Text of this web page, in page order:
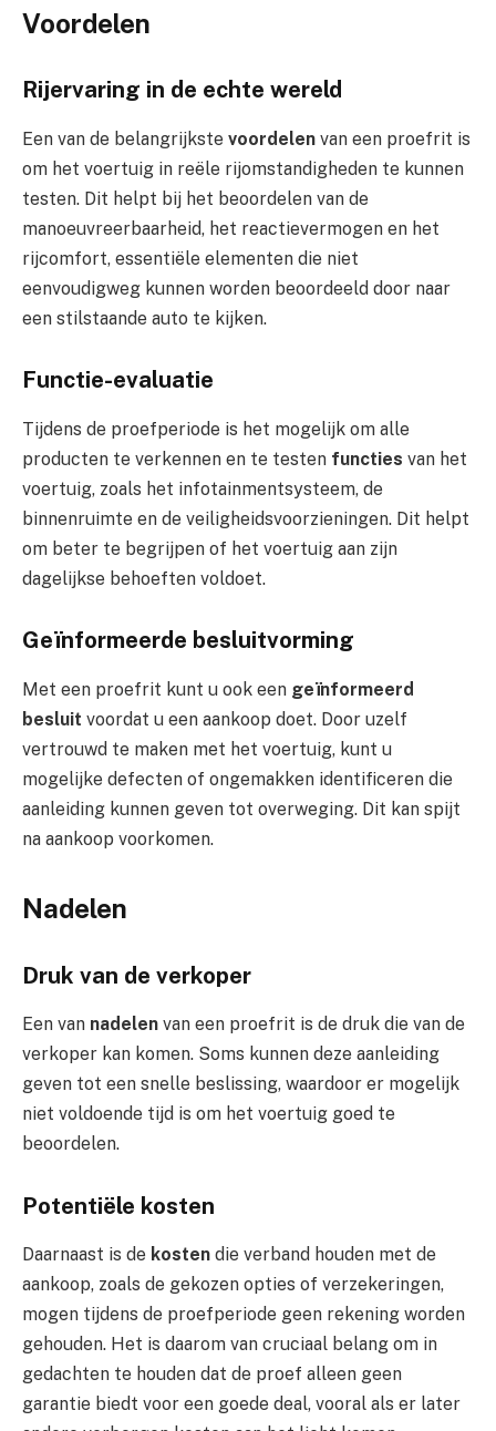
Voordelen
Rijervaring in de echte wereld
Een van de belangrijkste voordelen van een proefrit is
om het voertuig in reële rijomstandigheden te kunnen
testen. Dit helpt bij het beoordelen van de
manoeuvreerbaarheid, het reactievermogen en het
rijcomfort, essentiële elementen die niet
eenvoudigweg kunnen worden beoordeeld door naar
een stilstaande auto te kijken.
Functie-evaluatie
Tijdens de proefperiode is het mogelijk om alle
producten te verkennen en te testen functies van het
voertuig, zoals het infotainmentsysteem, de
binnenruimte en de veiligheidsvoorzieningen. Dit helpt
om beter te begrijpen of het voertuig aan zijn
dagelijkse behoeften voldoet.
Geïnformeerde besluitvorming
Met een proefrit kunt u ook een geïnformeerd
besluit voordat u een aankoop doet. Door uzelf
vertrouwd te maken met het voertuig, kunt u
mogelijke defecten of ongemakken identificeren die
aanleiding kunnen geven tot overweging. Dit kan spijt
na aankoop voorkomen.
Nadelen
Druk van de verkoper
Een van nadelen van een proefrit is de druk die van de
verkoper kan komen. Soms kunnen deze aanleiding
geven tot een snelle beslissing, waardoor er mogelijk
niet voldoende tijd is om het voertuig goed te
beoordelen.
Potentiële kosten
Daarnaast is de kosten die verband houden met de
aankoop, zoals de gekozen opties of verzekeringen,
mogen tijdens de proefperiode geen rekening worden
gehouden. Het is daarom van cruciaal belang om in
gedachten te houden dat de proef alleen geen
garantie biedt voor een goede deal, vooral als er later